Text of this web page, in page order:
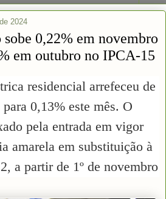
2024
0,22% em novembro
em outubro no IPCA-15
residencial arrefeceu de
0,13% este mês. O
pela entrada em vigor
amarela em substituição à
a partir de 1º de novembro